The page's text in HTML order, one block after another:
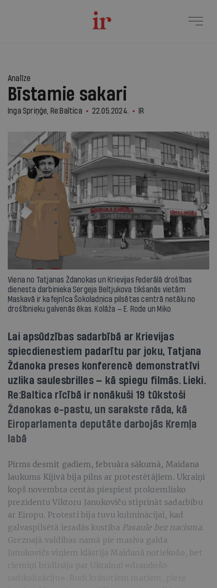
Analīze
Bīstamie sakari
Inga Spriņģe, Re:Baltica 22.05.2024. IR
Viena no Tatjanas Ždanokas un Krievijas Federālā drošības
dienesta darbinieka Sergeja Beltjukova tikšanās vietām
Maskavā ir kafejnīca Šokoladņica pilsētas centrā netālu no
drošībnieku galvenās ēkas. Kolāža — E. Rode un Miko
Lai apsūdzības sadarbībā ar Krievijas
spiecdienestiem padarītu par joku, Tatjana
Ždanoka preses konferencē demonstratīvi
uzlika saulesbrilles — kā spiegu filmās. Lieki.
Re:Baltica rīcībā ir nonākuši 19 tūkstoši
Ždanokas e-pastu, un sarakste rāda, kā
Eiroparlamenta deputāte darbojās Kremļa
labā
Pirms desmit gadiem, februāra sākumā, Maidana
laukums Kijivā bija pilns ar protestētājiem. Ukraiņi
kopš novembra centās piespiest prokremlisko
prezidentu Viktoru Janukoviču stiprināt sadarbību
ar Eiropu. Protesti bija tuvu kulminācijai, kad
galvaspilsētā ieradās kustība Pasaule bez nacisma.
Greznajā valdības namā pie masīva galda
Janukovičs viņiem klāstīja Maidanā notiekošo, bet
ciemiņi brīdināja par Ukrainai «draudošo
radikalizāciju». Rudi krāsotiem matiem, pierē